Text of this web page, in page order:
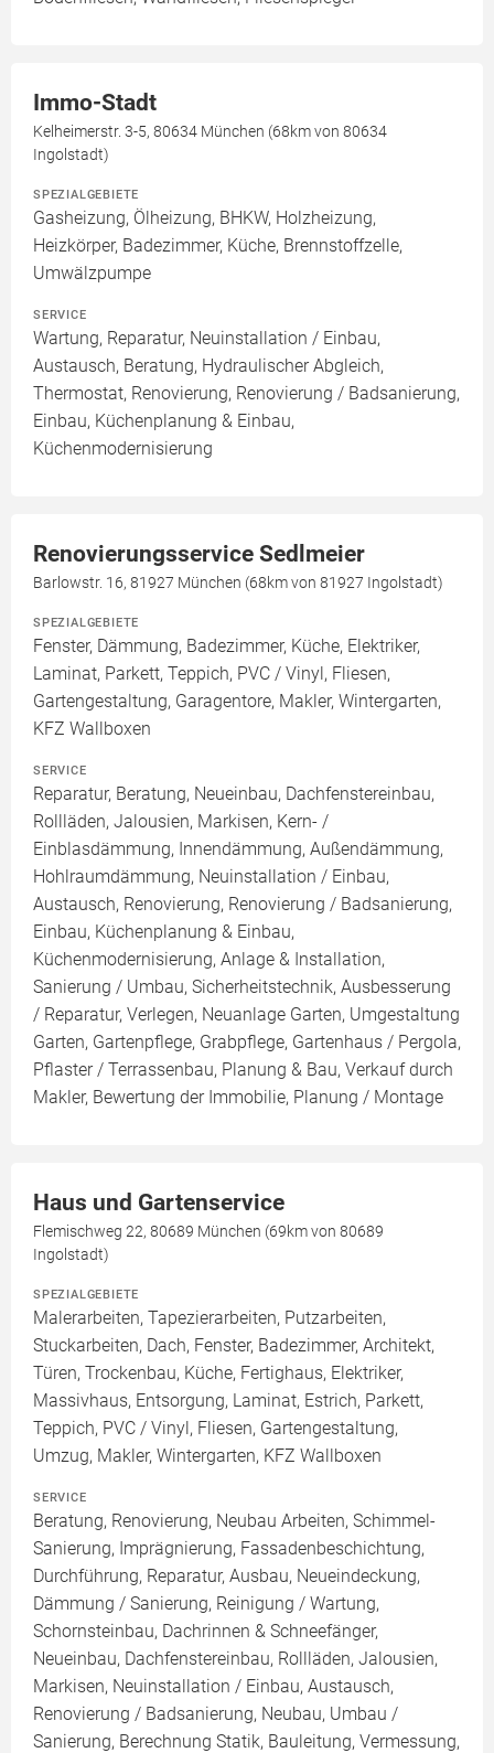
Immo-Stadt
Kelheimerstr. 3-5, 80634 München (68km von 80634
Ingolstadt)
SPEZIALGEBIETE
Gasheizung, Ölheizung, BHKW, Holzheizung,
Heizkörper, Badezimmer, Küche, Brennstoffzelle,
Umwälzpumpe
SERVICE
Wartung, Reparatur, Neuinstallation / Einbau,
Austausch, Beratung, Hydraulischer Abgleich,
Thermostat, Renovierung, Renovierung / Badsanierung,
Einbau, Küchenplanung & Einbau,
Küchenmodernisierung
Renovierungsservice Sedlmeier
Barlowstr. 16, 81927 München (68km von 81927 Ingolstadt)
SPEZIALGEBIETE
Fenster, Dämmung, Badezimmer, Küche, Elektriker,
Laminat, Parkett, Teppich, PVC / Vinyl, Fliesen,
Gartengestaltung, Garagentore, Makler, Wintergarten,
KFZ Wallboxen
SERVICE
Reparatur, Beratung, Neueinbau, Dachfenstereinbau,
Rollläden, Jalousien, Markisen, Kern- /
Einblasdämmung, Innendämmung, Außendämmung,
Hohlraumdämmung, Neuinstallation / Einbau,
Austausch, Renovierung, Renovierung / Badsanierung,
Einbau, Küchenplanung & Einbau,
Küchenmodernisierung, Anlage & Installation,
Sanierung / Umbau, Sicherheitstechnik, Ausbesserung
/ Reparatur, Verlegen, Neuanlage Garten, Umgestaltung
Garten, Gartenpflege, Grabpflege, Gartenhaus / Pergola,
Pflaster / Terrassenbau, Planung & Bau, Verkauf durch
Makler, Bewertung der Immobilie, Planung / Montage
Haus und Gartenservice
Flemischweg 22, 80689 München (69km von 80689
Ingolstadt)
SPEZIALGEBIETE
Malerarbeiten, Tapezierarbeiten, Putzarbeiten,
Stuckarbeiten, Dach, Fenster, Badezimmer, Architekt,
Türen, Trockenbau, Küche, Fertighaus, Elektriker,
Massivhaus, Entsorgung, Laminat, Estrich, Parkett,
Teppich, PVC / Vinyl, Fliesen, Gartengestaltung,
Umzug, Makler, Wintergarten, KFZ Wallboxen
SERVICE
Beratung, Renovierung, Neubau Arbeiten, Schimmel-
Sanierung, Imprägnierung, Fassadenbeschichtung,
Durchführung, Reparatur, Ausbau, Neueindeckung,
Dämmung / Sanierung, Reinigung / Wartung,
Schornsteinbau, Dachrinnen & Schneefänger,
Neueinbau, Dachfenstereinbau, Rollläden, Jalousien,
Markisen, Neuinstallation / Einbau, Austausch,
Renovierung / Badsanierung, Neubau, Umbau /
Sanierung, Berechnung Statik, Bauleitung, Vermessung,